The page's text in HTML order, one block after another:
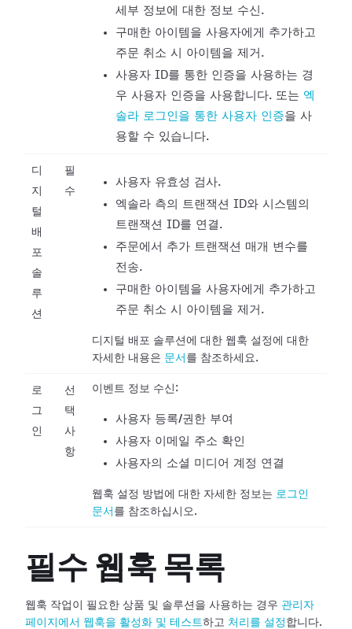
세부 정보에 대한 정보 수신.
구매한 아이템을 사용자에게 추가하고
주문 취소 시 아이템을 제거.
사용자 ID를 통한 인증을 사용하는 경
우 사용자 인증을 사용합니다. 또는 엑
솔라 로그인을 통한 사용자 인증을 사
용할 수 있습니다.
디
지
털
배
포
솔
루
션
필
수
사용자 유효성 검사.
엑솔라 측의 트랜잭션 ID와 시스템의
트랜잭션 ID를 연결.
주문에서 추가 트랜잭션 매개 변수를
전송.
구매한 아이템을 사용자에게 추가하고
주문 취소 시 아이템을 제거.
디지털 배포 솔루션에 대한 웹훅 설정에 대한
자세한 내용은 문서 를 참조하세요.
로
그
인
선
택
사
항
이벤트 정보 수신:
사용자 등록/권한 부여
사용자 이메일 주소 확인
사용자의 소셜 미디어 계정 연결
웹훅 설정 방법에 대한 자세한 정보는 로그인
문서 를 참조하십시오.
필수 웹훅 목록
웹훅 작업이 필요한 상품 및 솔루션을 사용하는 경우 관리자
페이지에서 웹훅을 활성화 및 테스트하고 처리를 설정 합니다.